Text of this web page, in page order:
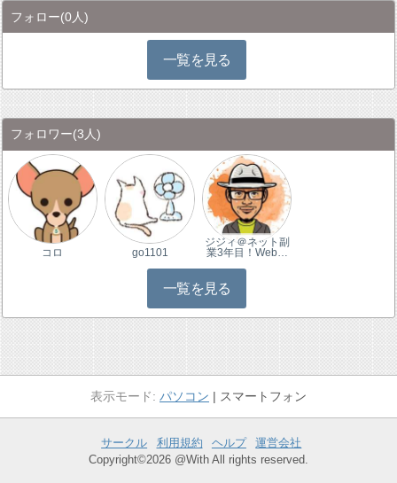
フォロー(0人)
一覧を見る
フォロワー(3人)
コロ go1101
ジジィ＠ネット副
業3年目！Web…
一覧を見る
パソコン スマートフォン
サークル 利用規約 ヘルプ
運営会社
Copyright©2026 @With All rights reserved.